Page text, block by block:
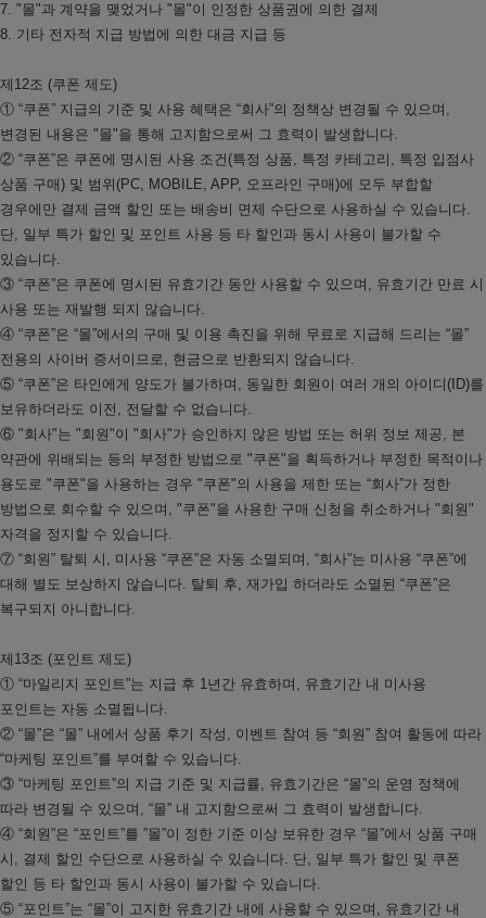
7. "몰"과 계약을 맺었거나 "몰"이 인정한 상품권에 의한 결제
8. 기타 전자적 지급 방법에 의한 대금 지급 등
제12조 (쿠폰 제도)
① “쿠폰” 지급의 기준 및 사용 혜택은 “회사”의 정책상 변경될 수 있으며,
변경된 내용은 "몰"을 통해 고지함으로써 그 효력이 발생합니다.
② “쿠폰”은 쿠폰에 명시된 사용 조건(특정 상품, 특정 카테고리, 특정 입점사
상품 구매) 및 범위(PC, MOBILE, APP, 오프라인 구매)에 모두 부합할
경우에만 결제 금액 할인 또는 배송비 면제 수단으로 사용하실 수 있습니다.
단, 일부 특가 할인 및 포인트 사용 등 타 할인과 동시 사용이 불가할 수
있습니다.
③ “쿠폰”은 쿠폰에 명시된 유효기간 동안 사용할 수 있으며, 유효기간 만료 시
사용 또는 재발행 되지 않습니다.
④ “쿠폰”은 “몰”에서의 구매 및 이용 촉진을 위해 무료로 지급해 드리는 “몰”
전용의 사이버 증서이므로, 현금으로 반환되지 않습니다.
⑤ “쿠폰”은 타인에게 양도가 불가하며, 동일한 회원이 여러 개의 아이디(ID)를
보유하더라도 이전, 전달할 수 없습니다.
⑥ "회사"는 "회원"이 "회사"가 승인하지 않은 방법 또는 허위 정보 제공, 본
약관에 위배되는 등의 부정한 방법으로 "쿠폰"을 획득하거나 부정한 목적이나
용도로 "쿠폰"을 사용하는 경우 "쿠폰"의 사용을 제한 또는 “회사”가 정한
방법으로 회수할 수 있으며, "쿠폰"을 사용한 구매 신청을 취소하거나 "회원"
자격을 정지할 수 있습니다.
⑦ “회원” 탈퇴 시, 미사용 “쿠폰”은 자동 소멸되며, “회사”는 미사용 “쿠폰”에
대해 별도 보상하지 않습니다. 탈퇴 후, 재가입 하더라도 소멸된 “쿠폰”은
복구되지 아니합니다.
제13조 (포인트 제도)
① “마일리지 포인트”는 지급 후 1년간 유효하며, 유효기간 내 미사용
포인트는 자동 소멸됩니다.
② “몰”은 “몰” 내에서 상품 후기 작성, 이벤트 참여 등 “회원” 참여 활동에 따라
“마케팅 포인트”를 부여할 수 있습니다.
③ “마케팅 포인트”의 지급 기준 및 지급률, 유효기간은 “몰”의 운영 정책에
따라 변경될 수 있으며, “몰” 내 고지함으로써 그 효력이 발생합니다.
④ “회원”은 “포인트”를 ”몰”이 정한 기준 이상 보유한 경우 “몰”에서 상품 구매
시, 결제 할인 수단으로 사용하실 수 있습니다. 단, 일부 특가 할인 및 쿠폰
할인 등 타 할인과 동시 사용이 불가할 수 있습니다.
⑤ “포인트”는 “몰”이 고지한 유효기간 내에 사용할 수 있으며, 유효기간 내